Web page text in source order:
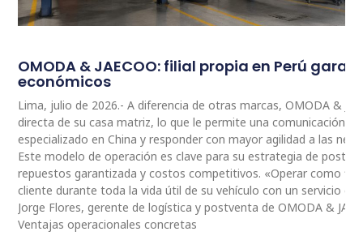
OMODA & JAECOO: filial propia en Perú
económicos
Lima, julio de 2026.- A diferencia de otras marcas, OMODA &
directa de su casa matriz, lo que le permite una comunicación
especializado en China y responder con mayor agilidad a las
Este modelo de operación es clave para su estrategia de
repuestos garantizada y costos competitivos. «Operar como
cliente durante toda la vida útil de su vehículo con un servicio
Jorge Flores, gerente de logística y postventa de OMODA &
Ventajas operacionales concretas